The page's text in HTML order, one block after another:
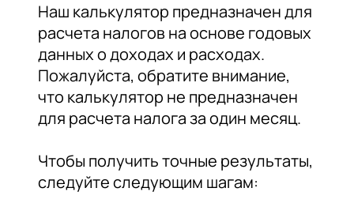
Наш калькулятор предназначен для
расчета налогов на основе годовых
данных о доходах и расходах.
Пожалуйста, обратите внимание,
что калькулятор не предназначен
для расчета налога за один месяц.
Чтобы получить точные результаты,
следуйте следующим шагам: